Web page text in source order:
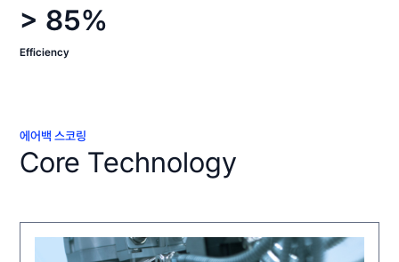
> 85%
Efficiency
에어백 스코링
Core Technology